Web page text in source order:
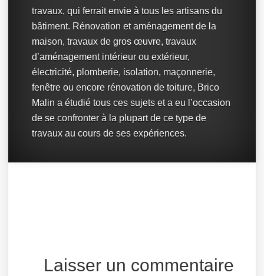
travaux, qui ferrait envie à tous les artisans du
bâtiment. Rénovation et aménagement de la
maison, travaux de gros œuvre, travaux
d’aménagement intérieur ou extérieur,
électricité, plomberie, isolation, maçonnerie,
fenêtre ou encore rénovation de toiture, Brico
Malin a étudié tous ces sujets et a eu l’occasion
de se confronter à la plupart de ce type de
travaux au cours de ses expériences.
Laisser un commentaire